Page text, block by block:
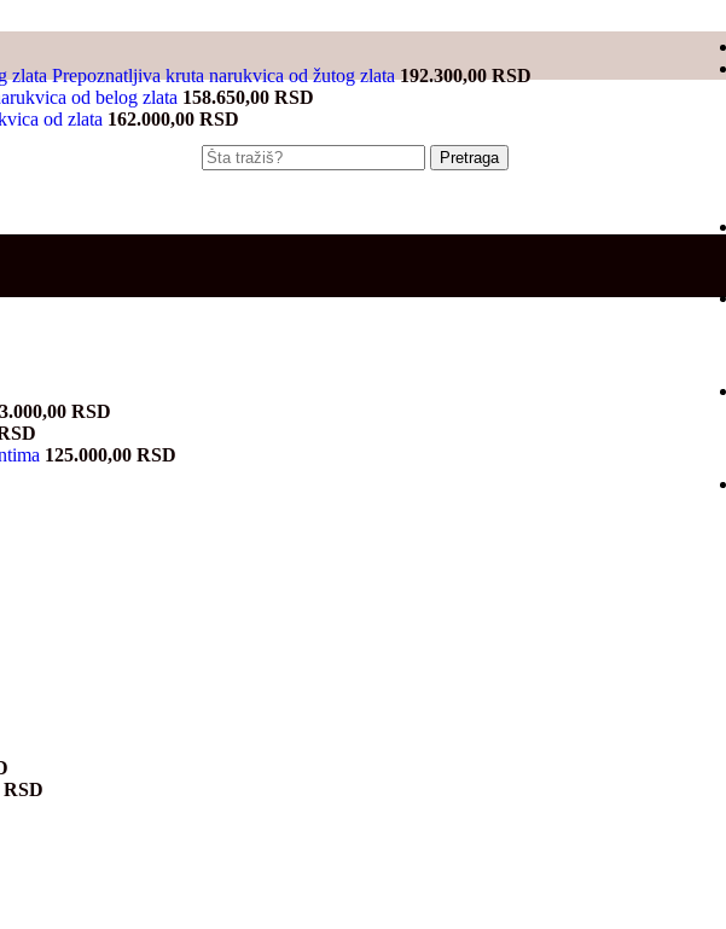
Pretraga
Prepoznatljiva kruta narukvica od žutog zlata192.300,00RSD
od belog zlata 158.650,00 RSD
od zlata 162.000,00 RSD
RSD
125.000,00 RSD
RSD